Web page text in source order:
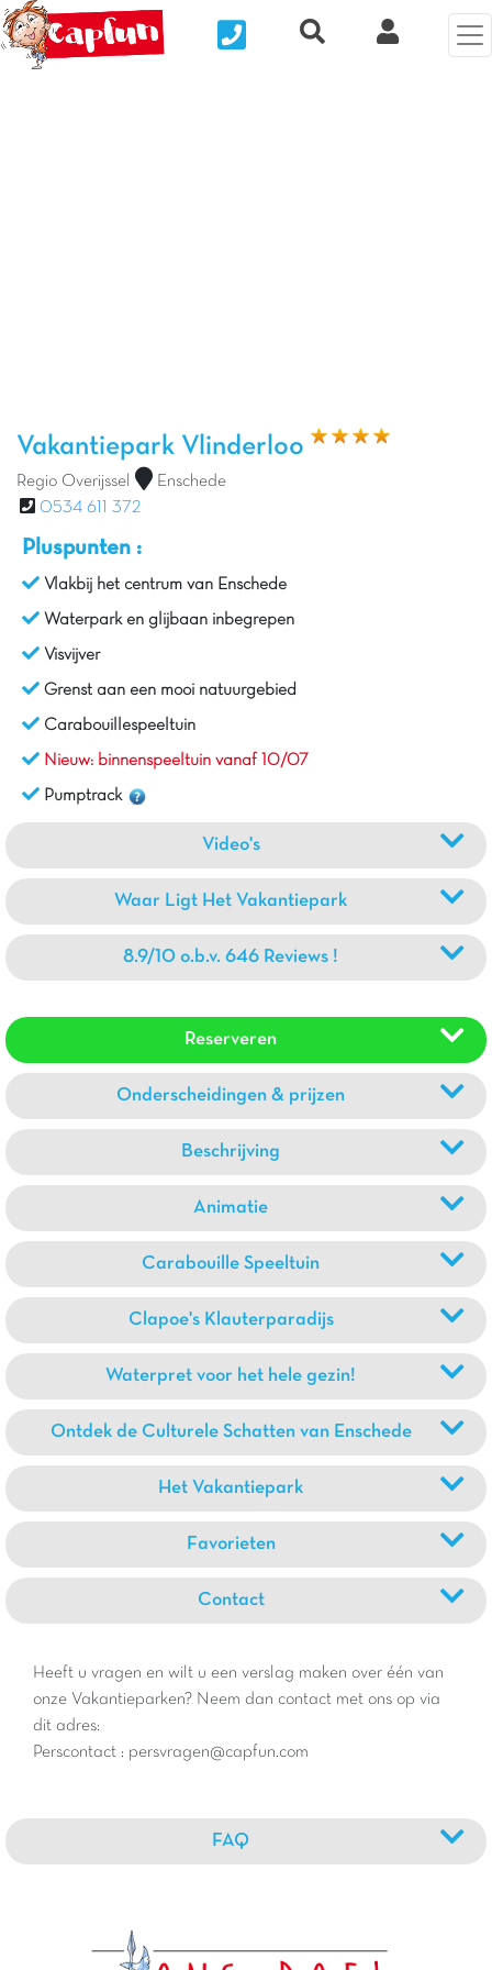
Nous contacterRecherche rapide
Mijn Clix
Vakantiepark Vlinderloo
Regio Overijssel
Enschede
0534 611 372
Pluspunten :
Vlakbij het centrum van Enschede
Waterpark en glijbaan inbegrepen
Visvijver
Grenst aan een mooi natuurgebied
Carabouillespeeltuin
Nieuw: binnenspeeltuin vanaf 10/07
Pumptrack
Video's
Waar Ligt Het Vakantiepark
8.9/10 o.b.v. 646 Reviews !
Reserveren
Onderscheidingen & prijzen
Beschrijving
Animatie
Carabouille Speeltuin
Clapoe's Klauterparadijs
Waterpret voor het hele gezin!
Ontdek de Culturele Schatten van Enschede
Het Vakantiepark
Favorieten
Contact
Heeft u vragen en wilt u een verslag maken over één van
onze Vakantieparken? Neem dan contact met ons op via
dit adres:
Perscontact : persvragen@capfun.com
FAQ